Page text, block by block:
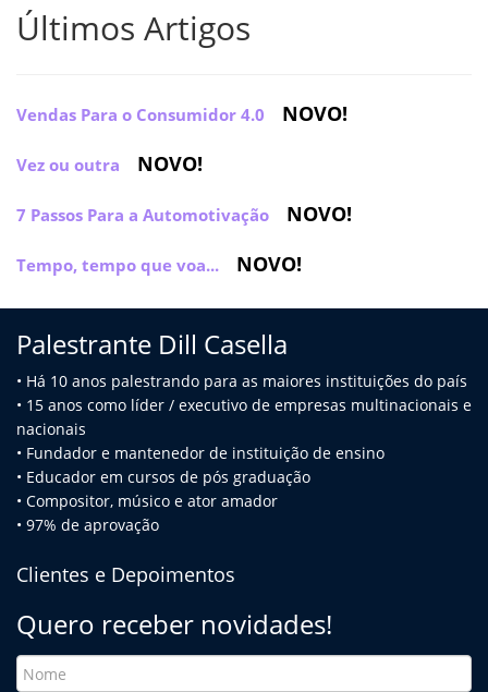
Últimos Artigos
Vendas Para o Consumidor 4.0 NOVO!
Vez ou outra NOVO!
7 Passos Para a Automotivação NOVO!
Tempo, tempo que voa... NOVO!
Palestrante Dill Casella
• Há 10 anos palestrando para as maiores instituições do país
• 15 anos como líder / executivo de empresas multinacionais e
nacionais
• Fundador e mantenedor de instituição de ensino
• Educador em cursos de pós graduação
• Compositor, músico e ator amador
• 97% de aprovação
Clientes e Depoimentos
Quero receber novidades!